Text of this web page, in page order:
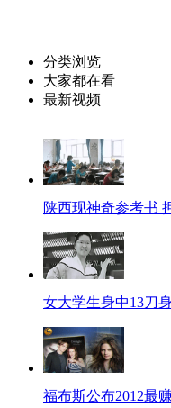
分类浏览
大家都在看
最新视频
陕西现神奇参考书
女大学生身中13刀
福布斯公布2012最